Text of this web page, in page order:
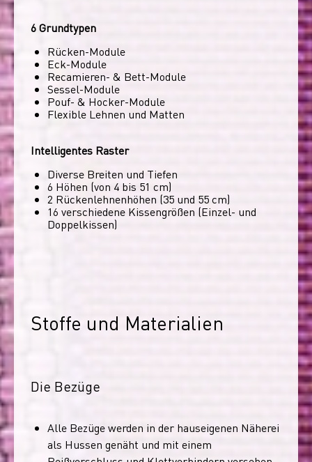
6 Grundtypen
Rücken-Module
Eck-Module
Recamieren- & Bett-Module
Sessel-Module
Pouf- & Hocker-Module
Flexible Lehnen und Matten
Intelligentes Raster
Diverse Breiten und Tiefen
6 Höhen (von 4 bis 51 cm)
2 Rückenlehnenhöhen (35 und 55 cm)
16 verschiedene Kissengrößen (Einzel- und
Doppelkissen)
Stoffe und Materialien
Die Bezüge
Alle Bezüge werden in der hauseigenen Näherei
als Hussen genäht und mit einem